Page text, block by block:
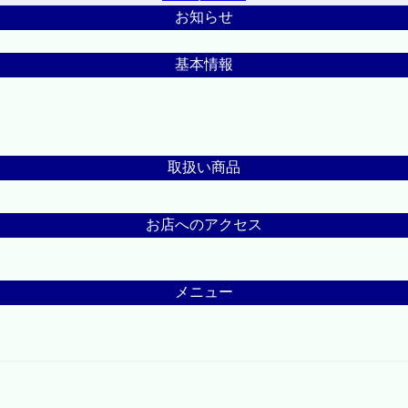
お知らせ
基本情報
取扱い商品
お店へのアクセス
メニュー